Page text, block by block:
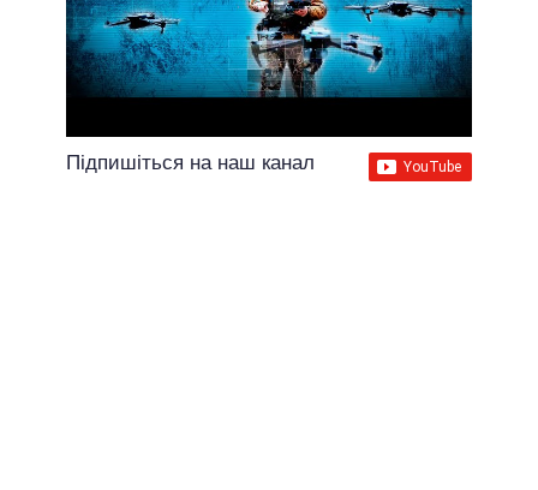
Підпишіться на наш канал